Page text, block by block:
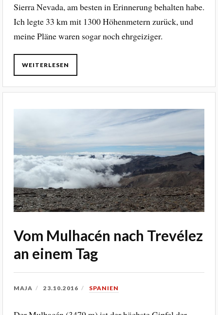
Sierra Nevada, am besten in Erinnerung behalten habe.
Ich legte 33 km mit 1300 Höhenmetern zurück, und
meine Pläne waren sogar noch ehrgeiziger.
WEITERLESEN
Vom Mulhacén nach Trevélez
an einem Tag
MAJA 23.10.2016 SPANIEN